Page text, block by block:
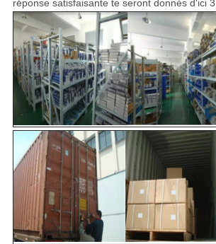
réponse satisfaisante te seront donnés d'ici